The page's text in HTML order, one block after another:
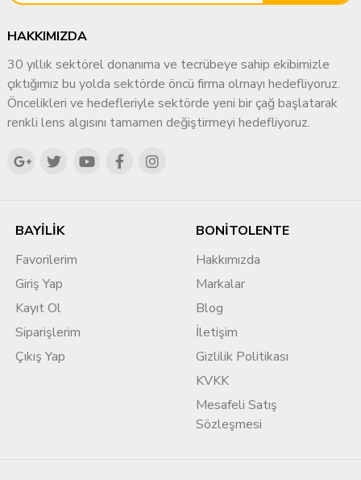
HAKKIMIZDA
30 yıllık sektörel donanıma ve tecrübeye sahip ekibimizle
çıktığımız bu yolda sektörde öncü firma olmayı hedefliyoruz.
Öncelikleri ve hedefleriyle sektörde yeni bir çağ başlatarak
renkli lens algısını tamamen değiştirmeyi hedefliyoruz.
BAYİLİK
Favorilerim
Giriş Yap
Kayıt Ol
Siparişlerim
Çıkış Yap
BONİTOLENTE
Hakkımızda
Markalar
Blog
İletişim
Gizlilik Politikası
KVKK
Mesafeli Satış
Sözleşmesi